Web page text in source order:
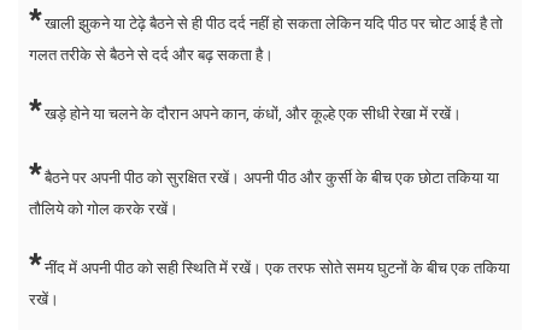
*खाली झुकने या टेढ़े बैठने से ही पीठ दर्द नहीं हो सकता लेकिन यदि पीठ पर चोट आई है तो
गलत तरीके से बैठने से दर्द और बढ़ सकता है।
*खड़े होने या चलने के दौरान अपने कान, कंधों, और कूल्हे एक सीधी रेखा में रखें।
*बैठने पर अपनी पीठ को सुरक्षित रखें। अपनी पीठ और कुर्सी के बीच एक छोटा तकिया या
तौलिये को गोल करके रखें।
*नींद में अपनी पीठ को सही स्थिति में रखें। एक तरफ सोते समय घुटनों के बीच एक तकिया
रखें।